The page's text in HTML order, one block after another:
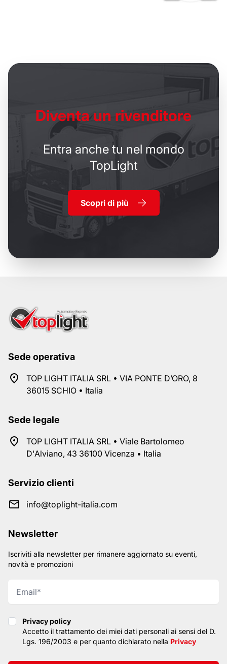
Diventa un rivenditore
Entra anche tu nel mondo
TopLight
Scopri di più
Sede operativa
TOP LIGHT ITALIA SRL • VIA PONTE D’ORO, 8
36015 SCHIO • Italia
Sede legale
TOP LIGHT ITALIA SRL • Viale Bartolomeo
D'Alviano, 43 36100 Vicenza • Italia
Servizio clienti
info@toplight-italia.com
Newsletter
Iscriviti alla newsletter per rimanere aggiornato su eventi,
novità e promozioni
Privacy policy
Privacy policy
Accetto il trattamento dei miei dati personali ai sensi del D.
Lgs. 196/2003 e per quanto dichiarato nella Privacy